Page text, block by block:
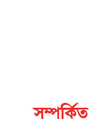
সম্পর্কিত